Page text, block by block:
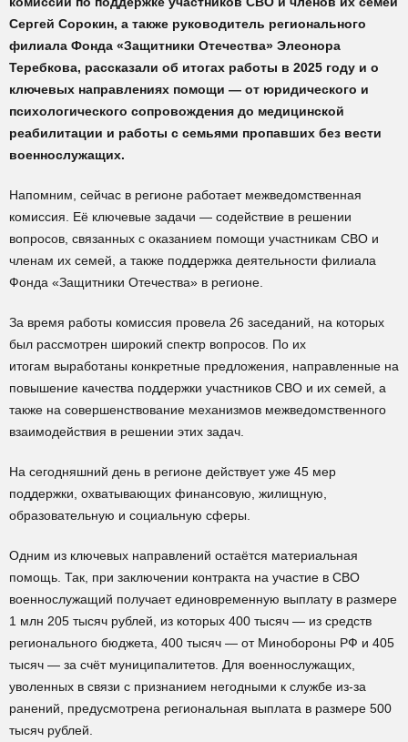
Сергей Сорокин, а также руководитель регионального
филиала Фонда «Защитники Отечества» Элеонора
Теребкова, рассказали об итогах работы в 2025 году и о
ключевых направлениях помощи — от юридического и
психологического сопровождения до медицинской
реабилитации и работы с семьями пропавших без вести
военнослужащих.
Напомним, сейчас в регионе работает межведомственная
комиссия. Её ключевые задачи — содействие в решении
вопросов, связанных с оказанием помощи участникам СВО и
членам их семей, а также поддержка деятельности филиала
Фонда «Защитники Отечества» в регионе.
За время работы комиссия провела 26 заседаний, на которых
был рассмотрен широкий спектр вопросов. По их
итогам выработаны конкретные предложения, направленные на
повышение качества поддержки участников СВО и их семей, а
также на совершенствование механизмов межведомственного
взаимодействия в решении этих задач.
На сегодняшний день в регионе действует уже 45 мер
поддержки, охватывающих финансовую, жилищную,
образовательную и социальную сферы.
Одним из ключевых направлений остаётся материальная
помощь. Так, при заключении контракта на участие в СВО
военнослужащий получает единовременную выплату в размере
1 млн 205 тысяч рублей, из которых 400 тысяч — из средств
регионального бюджета, 400 тысяч — от Минобороны РФ и 405
тысяч — за счёт муниципалитетов. Для военнослужащих,
уволенных в связи с признанием негодными к службе из-за
ранений, предусмотрена региональная выплата в размере 500
тысяч рублей.